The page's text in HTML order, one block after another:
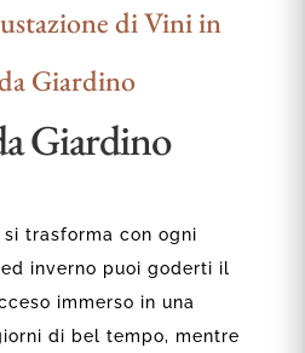
di Vini in
Giardino
Giardino
trasforma con ogni
inverno puoi goderti il
immerso in una
di bel tempo, mentre